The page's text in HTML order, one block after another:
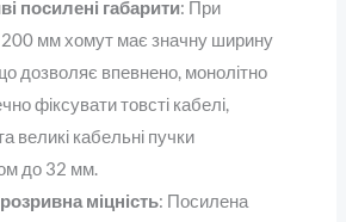
посилені габарити: При
200 мм хомут має значну ширину
дозволяє впевнено, монолітно
фіксувати товсті кабелі,
великі кабельні пучки
до 32 мм.
міцність: Посилена